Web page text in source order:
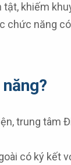
khiếm
chức năng
trung tâm
có ký kết